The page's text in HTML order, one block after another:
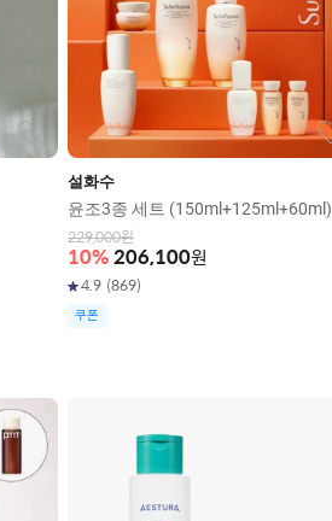
설화수
윤조3종 세트 (150ml+125ml+60ml)
229,000원
10% 206,100원
4.9 (869)
쿠폰